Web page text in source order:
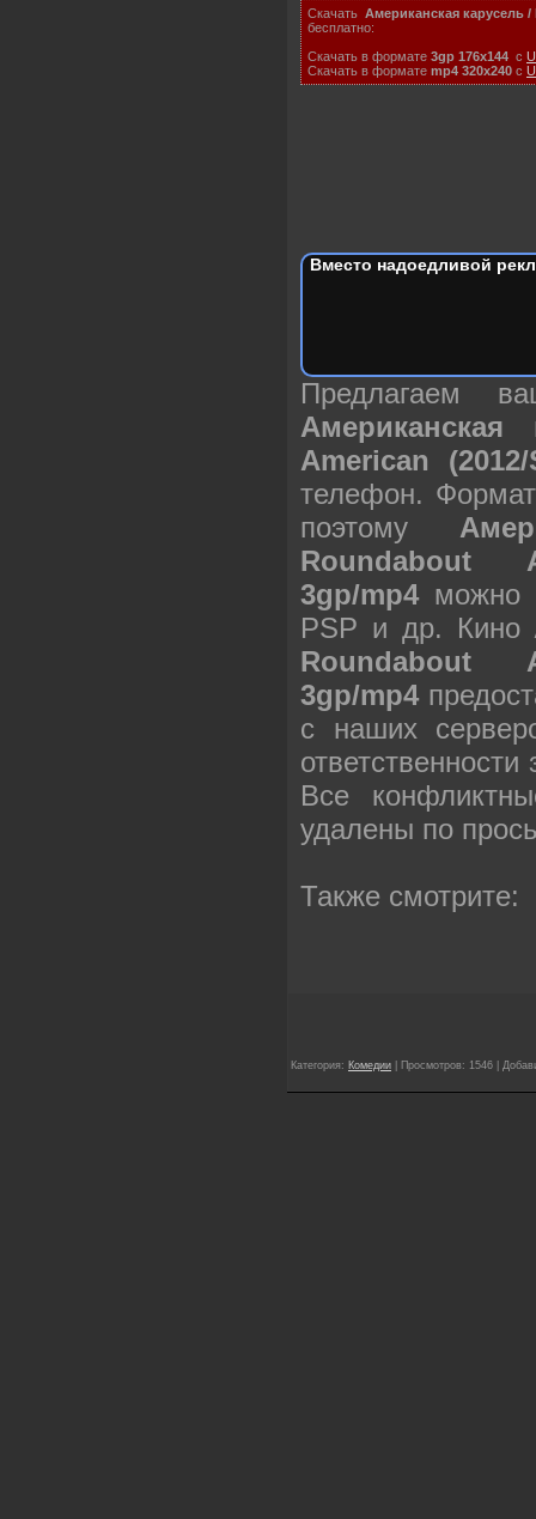
Скачать Американская карусель
бесплатно:
Скачать в формате 3gp 176x144 с
Скачать в формате mp4 320x240 с
Вместо надоедливой
Предлагаем
American
телефон.
поэтому
Roundabout
3gp/mp4 можно
PSP и др. Кино
Roundabout
3gp/mp4
с наших
Все
удалены по
Также смотрите:
Категория: Комедии | Просмотров: 1546 |